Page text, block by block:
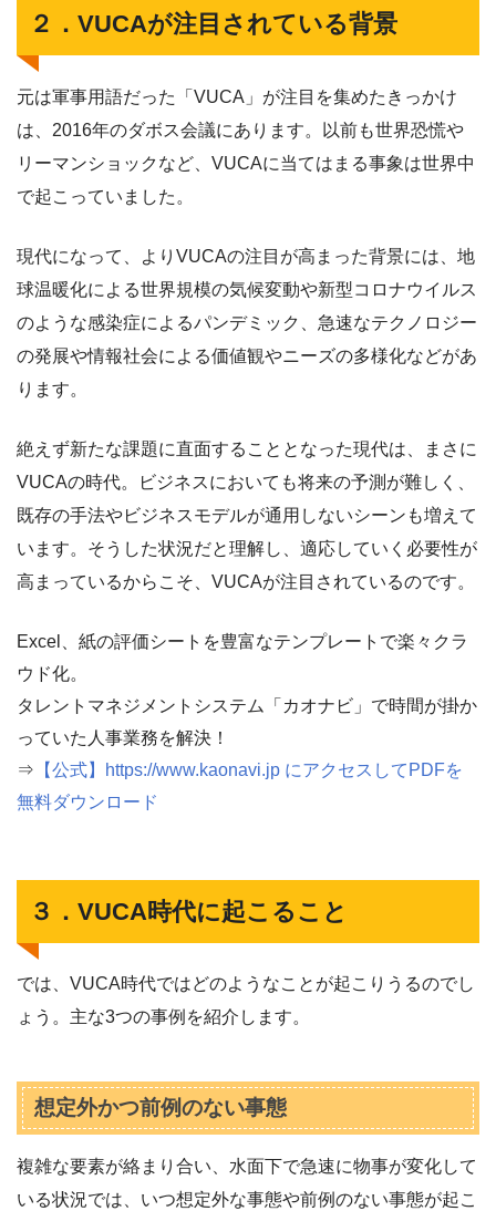
２．VUCAが注目されている背景
元は軍事用語だった「VUCA」が注目を集めたきっかけ
は、2016年のダボス会議にあります。以前も世界恐慌や
リーマンショックなど、VUCAに当てはまる事象は世界中
で起こっていました。
現代になって、よりVUCAの注目が高まった背景には、地
球温暖化による世界規模の気候変動や新型コロナウイルス
のような感染症によるパンデミック、急速なテクノロジー
の発展や情報社会による価値観やニーズの多様化などがあ
ります。
絶えず新たな課題に直面することとなった現代は、まさに
VUCAの時代。ビジネスにおいても将来の予測が難しく、
既存の手法やビジネスモデルが通用しないシーンも増えて
います。そうした状況だと理解し、適応していく必要性が
高まっているからこそ、VUCAが注目されているのです。
Excel、紙の評価シートを豊富なテンプレートで楽々クラ
ウド化。
タレントマネジメントシステム「カオナビ」で時間が掛か
っていた人事業務を解決！
⇒ 【公式】https://www.kaonavi.jp にアクセスしてPDFを
無料ダウンロード
３．VUCA時代に起こること
では、VUCA時代ではどのようなことが起こりうるのでし
ょう。主な3つの事例を紹介します。
想定外かつ前例のない事態
複雑な要素が絡まり合い、水面下で急速に物事が変化して
いる状況では、いつ想定外な事態や前例のない事態が起こ